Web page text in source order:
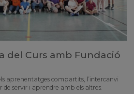
del Curs amb Fundació
aprenentatges compartits, l’intercanvi
servir i aprendre amb els altres.